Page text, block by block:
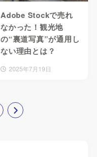
Adobe Stockで売れ
なかった！観光地
の“裏道写真”が通用し
ない理由とは？
2025年7月19日